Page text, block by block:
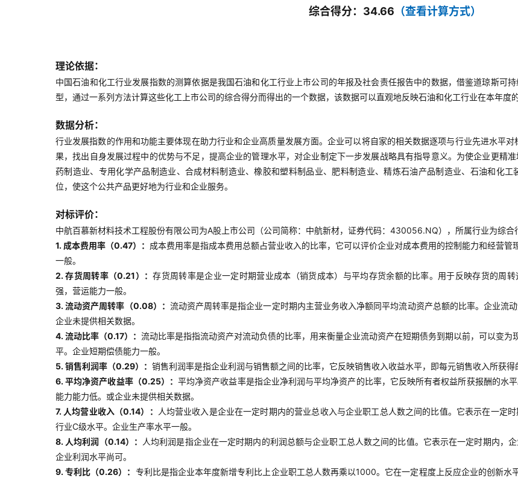
综合得分：34.66 （查看计算方式）
理论依据：
中国石油和化工行业发展指数的测算依据是我国石油和化工行业上市公司的年报及社会责任报告中的数据，借鉴道琼斯可
型，通过一系列方法计算这些化工上市公司的综合得分而得出的一个数据，该数据可以直观地反映石油和化工行业在本年度
数据分析：
行业发展指数的作用和功能主要体现在助力行业和企业高质量发展方面。企业可以将自家的相关数据逐项与行业先进水平
果，找出自身发展过程中的优势与不足，提高企业的管理水平，对企业制定下一步发展战略具有指导意义。为使企业更精
药制造业、专用化学产品制造业、合成材料制造业、橡胶和塑料制品业、肥料制造业、精炼石油产品制造业、石油和化
位，使这个公共产品更好地为行业和企业服务。
对标评价：
中航百慕新材料技术工程股份有限公司为A股上市公司（公司简称：中航新材，证券代码：430056.NQ），所属行业为综合
1. 成本费用率（0.47）： 成本费用率是指成本费用总额占营业收入的比率，它可以评价企业对成本费用的控制能力和经营
一般。
2. 存货周转率（0.21）：存货周转率是企业一定时期营业成本（销货成本）与平均存货余额的比率。用于反映存货的周
强，营运能力一般。
3. 流动资产周转率（0.08）： 流动资产周转率是指企业一定时期内主营业务收入净额同平均流动资产总额的比率。企业流
企业未提供相关数据。
4. 流动比率（0.17）： 流动比率是指指流动资产对流动负债的比率，用来衡量企业流动资产在短期债务到期以前，可以变
平。企业短期偿债能力一般。
5. 销售利润率（0.29）： 销售利润率是指企业利润与销售额之间的比率，它反映销售收入收益水平，即每元销售收入所获
6. 平均净资产收益率（0.25）： 平均净资产收益率是指企业净利润与平均净资产的比率，它反映所有者权益所获报酬的水
能力能力低。或企业未提供相关数据。
7. 人均营业收入（0.14）：
人均营业收入是企业在一定时期内的营业总收入与企业职工总人数之间的比值。它表示在一定
行业C级水平。企业生产率水平一般。
8. 人均利润（0.14）：
人均利润是指企业在一定时期内的利润总额与企业职工总人数之间的比值。它表示在一定时期内，
企业利润水平尚可。
9. 专利比（0.26）： 专利比是指企业本年度新增专利比上企业职工总人数再乘以1000。它在一定程度上反应企业的创新水